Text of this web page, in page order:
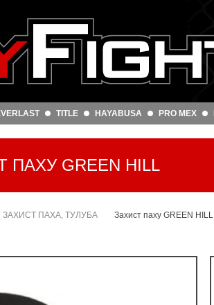
TITLE HAYABUSA PRO MEX
ПАХУ GREEN HILL
ЗАХИСТ ПАХА, ТУЛУБА Захист паху GREEN HILL